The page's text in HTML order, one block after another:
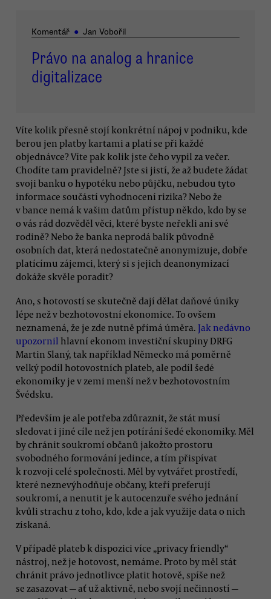
Komentář ● Jan Vobořil
Právo na analog a hranice
digitalizace
Víte kolik přesně stojí konkrétní nápoj v podniku, kde
berou jen platby kartami a platí se při každé
objednávce? Víte pak kolik jste čeho vypil za večer.
Chodíte tam pravidelně? Jste si jistí, že až budete žádat
svoji banku o hypotéku nebo půjčku, nebudou tyto
informace součástí vyhodnocení rizika? Nebo že
v bance nemá k vašim datům přístup někdo, kdo by se
o vás rád dozvěděl věci, které byste neřekli ani své
rodině? Nebo že banka neprodá balík původně
osobních dat, která nedostatečně anonymizuje, dobře
platícímu zájemci, který si s jejich deanonymizací
dokáže skvěle poradit?
Ano, s hotovostí se skutečně dají dělat daňové úniky
lépe než v bezhotovostní ekonomice. To ovšem
neznamená, že je zde nutně přímá úměra. Jak nedávno
upozornil hlavní ekonom investiční skupiny DRFG
Martin Slaný, tak například Německo má poměrně
velký podíl hotovostních plateb, ale podíl šedé
ekonomiky je v zemi menší než v bezhotovostním
Švédsku.
Především je ale potřeba zdůraznit, že stát musí
sledovat i jiné cíle než jen potírání šedé ekonomiky. Měl
by chránit soukromí občanů jakožto prostoru
svobodného formování jedince, a tím přispívat
k rozvoji celé společnosti. Měl by vytvářet prostředí,
které neznevýhodňuje občany, kteří preferují
soukromí, a nenutit je k autocenzuře svého jednání
kvůli strachu z toho, kdo, kde a jak využije data o nich
získaná.
V případě plateb k dispozici více „privacy friendly“
nástroj, než je hotovost, nemáme. Proto by měl stát
chránit právo jednotlivce platit hotově, spíše než
se zasazovat — ať už aktivně, nebo svojí nečinností —